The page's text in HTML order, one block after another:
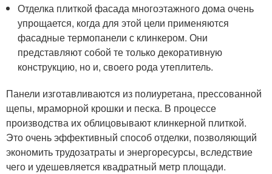
Отделка плиткой фасада многоэтажного дома очень
упрощается, когда для этой цели применяются
фасадные термопанели с клинкером. Они
представляют собой те только декоративную
конструкцию, но и, своего рода утеплитель.
Панели изготавливаются из полиуретана, прессованной
щепы, мраморной крошки и песка. В процессе
производства их облицовывают клинкерной плиткой.
Это очень эффективный способ отделки, позволяющий
экономить трудозатраты и энергоресурсы, вследствие
чего и удешевляется квадратный метр площади.